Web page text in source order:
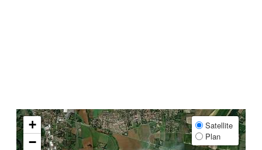
+
−
Satellite
Plan